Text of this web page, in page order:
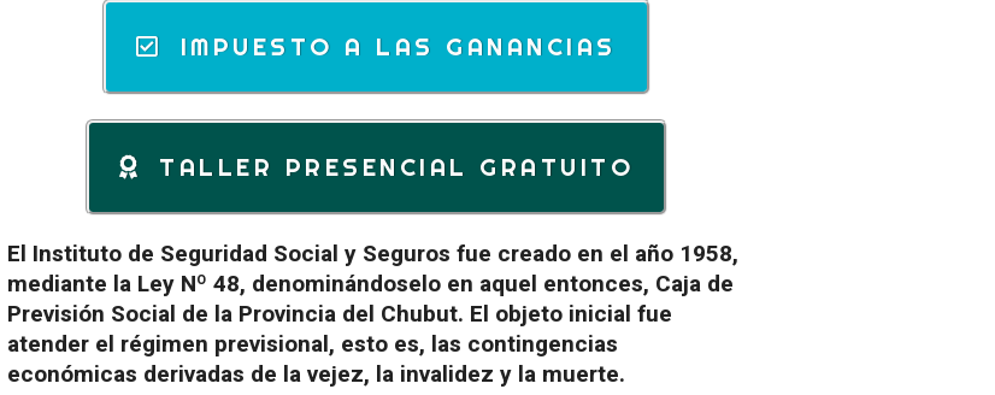
IMPUESTO A LAS GANANCIAS
TALLER PRESENCIAL GRATUITO
El Instituto de Seguridad Social y Seguros fue creado en el año 1958,
mediante la Ley Nº 48, denominándoselo en aquel entonces, Caja de
Previsión Social de la Provincia del Chubut. El objeto inicial fue
atender el régimen previsional, esto es, las contingencias
económicas derivadas de la vejez, la invalidez y la muerte.